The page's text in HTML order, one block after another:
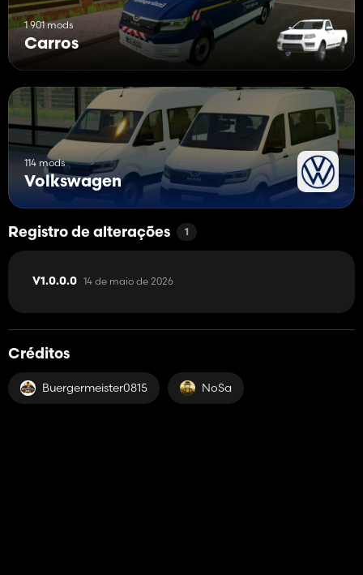
1 901 mods
Carros
114 mods
Volkswagen
Registro de alterações 1
V1.0.0.0 14 de maio de 2026
Créditos
Buergermeister0815 NoSa